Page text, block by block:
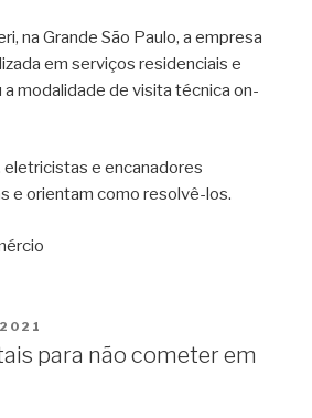
na Grande São Paulo, a empresa
em serviços residenciais e
modalidade de visita técnica on-
eletricistas e encanadores
e orientam como resolvê-los.
para não cometer em